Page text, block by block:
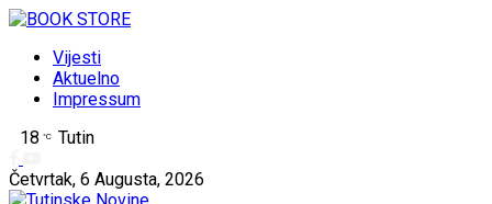
Vijesti
Aktuelno
Impressum
18 °C
Tutin
Četvrtak, 6 Augusta, 2026